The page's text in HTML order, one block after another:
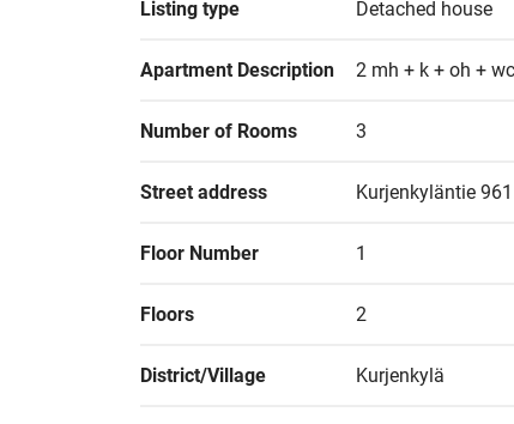
Listing type Detached house
Apartment Description 2 mh + k + oh +
Number of Rooms 3
Street address Kurjenkyläntie 961
Floor Number 1
Floors 2
District/Village Kurjenkylä